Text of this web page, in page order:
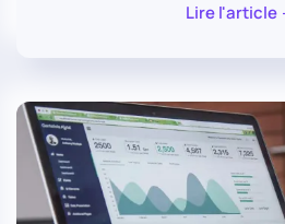
Lire l'article